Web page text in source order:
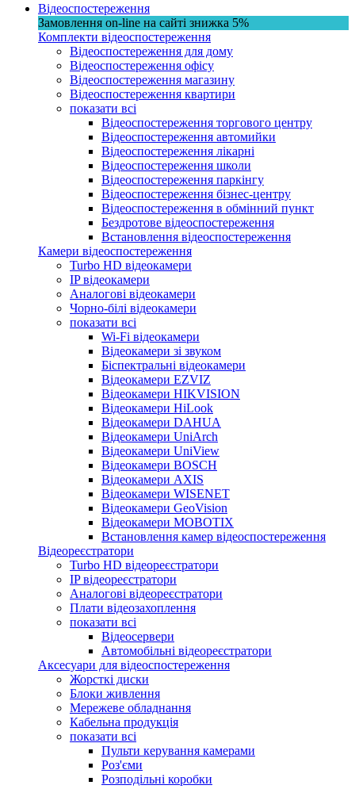
Відеоспостереження
Замовлення on-line на сайті знижка 5%
Комплекти відеоспостереження
Відеоспостереження для дому
Відеоспостереження офісу
Відеоспостереження магазину
Відеоспостереження квартири
показати всі
Відеоспостереження торгового центру
Відеоспостереження автомийки
Відеоспостереження лікарні
Відеоспостереження школи
Відеоспостереження паркінгу
Відеоспостереження бізнес-центру
Відеоспостереження в обмінний пункт
Бездротове відеоспостереження
Встановлення відеоспостереження
Камери відеоспостереження
Turbo HD відеокамери
IP відеокамери
Аналогові відеокамери
Чорно-білі відеокамери
показати всі
Wi-Fi відеокамери
Відеокамери зі звуком
Біспектральні відеокамери
Відеокамери EZVIZ
Відеокамери HIKVISION
Відеокамери HiLook
Відеокамери DAHUA
Відеокамери UniArch
Відеокамери UniView
Відеокамери BOSCH
Відеокамери AXIS
Відеокамери WISENET
Відеокамери GeoVision
Відеокамери MOBOTIX
Встановлення камер відеоспостереження
Відеореєстратори
Turbo HD відеореєстратори
IP відеореєстратори
Аналогові відеореєстратори
Плати відеозахоплення
показати всі
Відеосервери
Автомобільні відеореєстратори
Аксесуари для відеоспостереження
Жорсткі диски
Блоки живлення
Мережеве обладнання
Кабельна продукція
показати всі
Пульти керування камерами
Роз'єми
Розподільні коробки